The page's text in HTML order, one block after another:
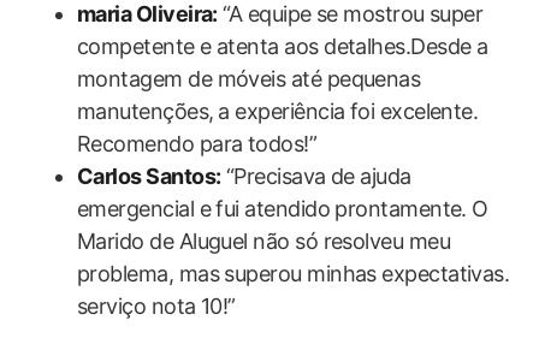
maria Oliveira: “A equipe se mostrou super
competente e atenta aos detalhes.Desde a
montagem de móveis até pequenas
manutenções, ⁢a experiência foi excelente.
Recomendo para todos!”
Carlos Santos: “Precisava de ajuda
‌emergencial e fui atendido prontamente. O
Marido de Aluguel não só resolveu meu
problema, mas superou ​minhas expectativas.
serviço‍ nota 10!”